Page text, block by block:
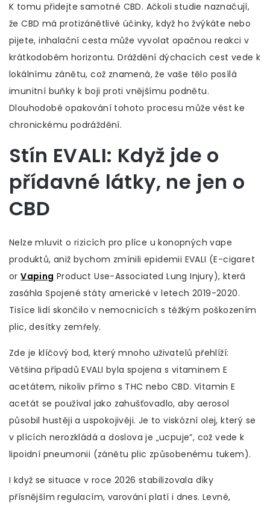
K tomu přidejte samotné CBD. Ačkoli studie naznačují,
že CBD má protizánětlivé účinky, když ho žvýkáte nebo
pijete, inhalační cesta může vyvolat opačnou reakci v
krátkodobém horizontu. Dráždění dýchacích cest vede k
lokálnímu zánětu, což znamená, že vaše tělo posílá
imunitní buňky k boji proti vnějšímu podnětu.
Dlouhodobé opakování tohoto procesu může vést ke
chronickému podráždění.
Stín EVALI: Když jde o
přídavné látky, ne jen o
CBD
Nelze mluvit o rizicích pro plíce u konopných vape
produktů, aniž bychom zmínili epidemii EVALI (E-cigaret
orVaping Product Use-Associated Lung Injury), která
zasáhla Spojené státy americké v letech 2019-2020.
Tisíce lidí skončilo v nemocnicích s těžkým poškozením
plic, desítky zemřely.
Zde je klíčový bod, který mnoho uživatelů přehlíží:
Většina případů EVALI byla spojena s vitaminem E
acetátem, nikoliv přímo s THC nebo CBD. Vitamin E
acetát se používal jako zahušťovadlo, aby aerosol
působil hustěji a uspokojivěji. Je to viskózní olej, který se
v plících nerozkládá a doslova je „ucpuje“, což vede k
lipoidní pneumonii (zánětu plic způsobenému tukem).
I když se situace v roce 2026 stabilizovala díky
přísnějším regulacím, varování platí i dnes. Levné,